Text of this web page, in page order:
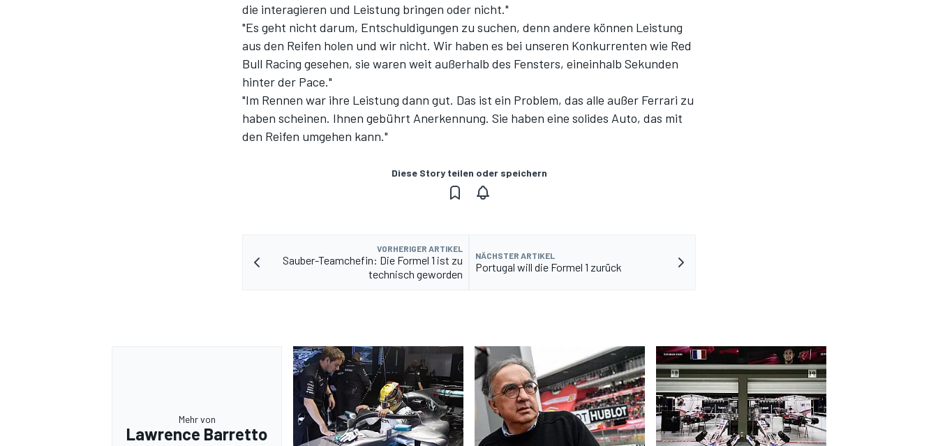
die interagieren und Leistung bringen oder nicht."
"Es geht nicht darum, Entschuldigungen zu suchen, denn andere können Leistung
aus den Reifen holen und wir nicht. Wir haben es bei unseren Konkurrenten wie Red
Bull Racing gesehen, sie waren weit außerhalb des Fensters, eineinhalb Sekunden
hinter der Pace."
"Im Rennen war ihre Leistung dann gut. Das ist ein Problem, das alle außer Ferrari zu
haben scheinen. Ihnen gebührt Anerkennung. Sie haben eine solides Auto, das mit
den Reifen umgehen kann."
Diese Story teilen oder speichern
VORHERIGER ARTIKEL
Sauber-Teamchefin: Die Formel 1 ist zu
technisch geworden
NÄCHSTER ARTIKEL
Portugal will die Formel 1 zurück
Mehr von
Lawrence Barretto